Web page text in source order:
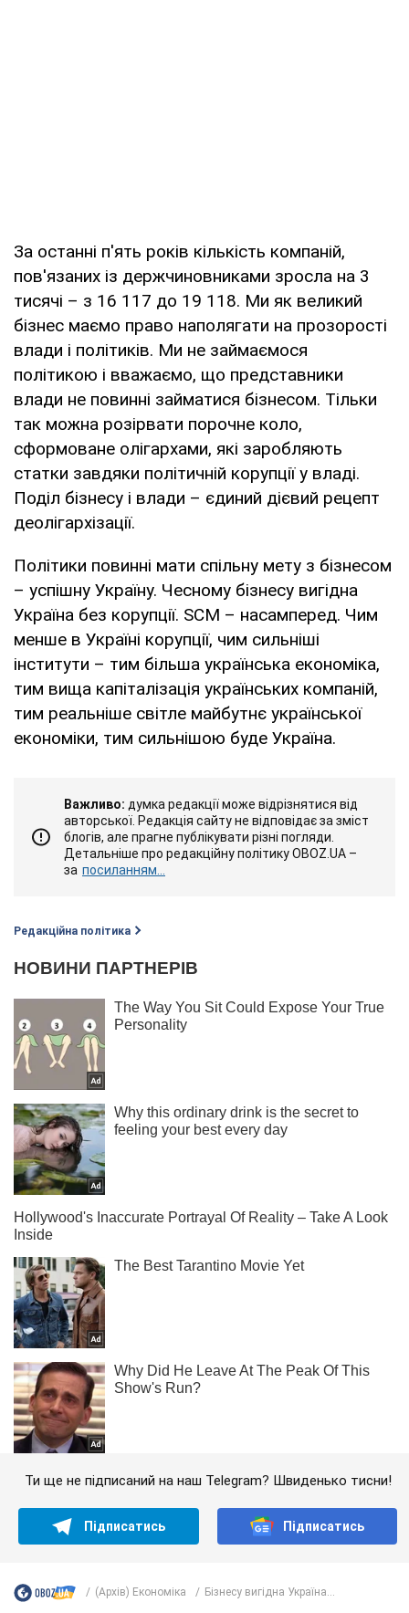
За останні п'ять років кількість компаній,
пов'язаних із держчиновниками зросла на 3
тисячі – з 16 117 до 19 118. Ми як великий
бізнес маємо право наполягати на прозорості
влади і політиків. Ми не займаємося
політикою і вважаємо, що представники
влади не повинні займатися бізнесом. Тільки
так можна розірвати порочне коло,
сформоване олігархами, які заробляють
статки завдяки політичній корупції у владі.
Поділ бізнесу і влади – єдиний дієвий рецепт
деолігархізації.
Політики повинні мати спільну мету з бізнесом
– успішну Україну. Чесному бізнесу вигідна
Україна без корупції. SCM – насамперед. Чим
менше в Україні корупції, чим сильніші
інститути – тим більша українська економіка,
тим вища капіталізація українських компаній,
тим реальніше світле майбутнє української
економіки, тим сильнішою буде Україна.
Важливо: думка редакції може відрізнятися від
авторської. Редакція сайту не відповідає за зміст
блогів, але прагне публікувати різні погляди.
Детальніше про редакційну політику OBOZ.UA –
за посиланням...
Редакційна політика
Ти ще не підписаний на наш Telegram? Швиденько тисни!
Підписатись Підписатись
(Архів) Економіка Бізнесу вигідна Україна...